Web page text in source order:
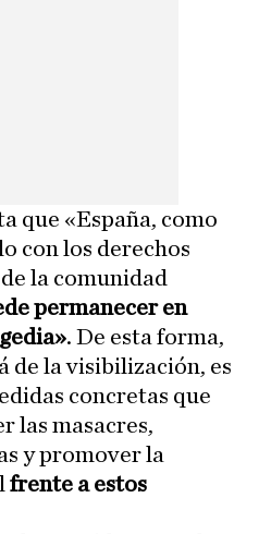
que «España, como
con los derechos
la comunidad
permanecer en
. De esta forma,
de la visibilización, es
concretas que
las masacres,
y promover la
frente a estos